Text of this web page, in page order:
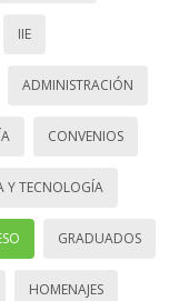
IIE
ADMINISTRACIÓN
CONVENIOS
Y TECNOLOGÍA
GRADUADOS
HOMENAJES